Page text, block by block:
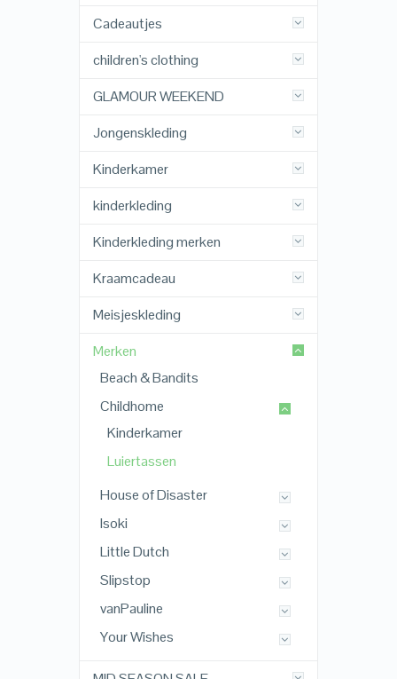
Cadeautjes
children's clothing
GLAMOUR WEEKEND
Jongenskleding
Kinderkamer
kinderkleding
Kinderkleding merken
Kraamcadeau
Meisjeskleding
Merken
Beach & Bandits
Childhome
Kinderkamer
Luiertassen
House of Disaster
Isoki
Little Dutch
Slipstop
vanPauline
Your Wishes